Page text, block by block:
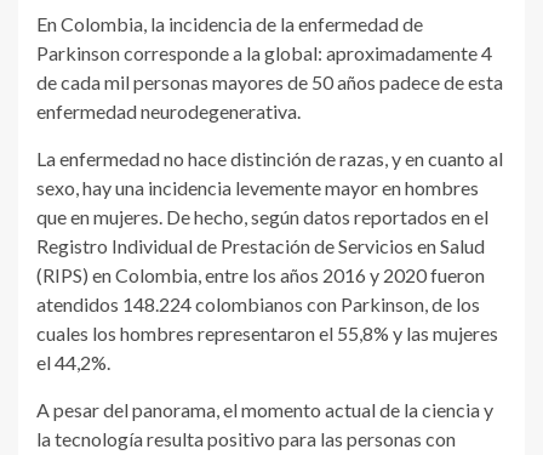
En Colombia, la incidencia de la enfermedad de
Parkinson corresponde a la global: aproximadamente 4
de cada mil personas mayores de 50 años padece de esta
enfermedad neurodegenerativa.
La enfermedad no hace distinción de razas, y en cuanto al
sexo, hay una incidencia levemente mayor en hombres
que en mujeres. De hecho, según datos reportados en el
Registro Individual de Prestación de Servicios en Salud
(RIPS) en Colombia, entre los años 2016 y 2020 fueron
atendidos 148.224 colombianos con Parkinson, de los
cuales los hombres representaron el 55,8% y las mujeres
el 44,2%.
A pesar del panorama, el momento actual de la ciencia y
la tecnología resulta positivo para las personas con